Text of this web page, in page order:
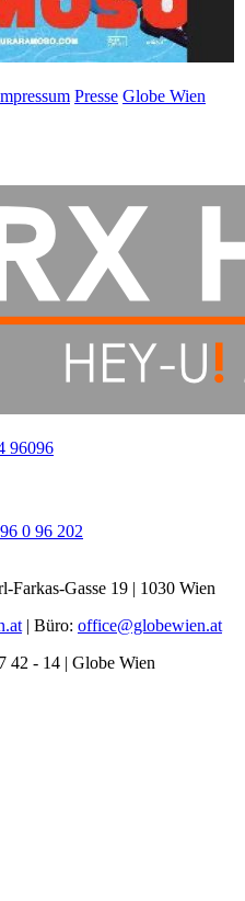
Presse Globe Wien
96096
0 96 202
Gasse 19 | 1030 Wien
| Büro: office@globewien.at
42 - 14 | Globe Wien